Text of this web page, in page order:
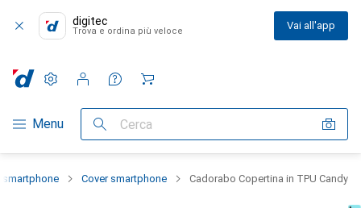
digitec
Trova e ordina più veloce Vai all'app
Categoria Navigazione
Menu Cerca
Impostazioni
Conto cliente
Liste di confronto
Liste dei desideri
Carrello
Cover smartphone Cadorabo Copertina in TPU Candy